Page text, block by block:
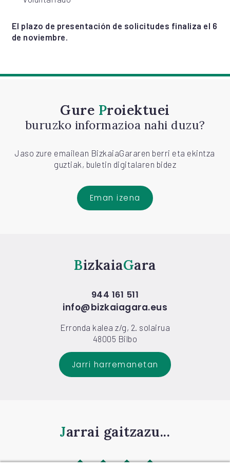
El plazo de presentación de solicitudes finaliza el 6
de noviembre.
Gure Proiektuei
buruzko informazioa nahi duzu?
Jaso zure emailean BizkaiaGararen berri eta ekintza
guztiak, buletin digitalaren bidez
Eman izena
Bizkaia Gara
944 161 511
info@bizkaiagara.eus
Erronda kalea z/g, 2. solairua
48005 Bilbo
Jarri harremanetan
Jarrai gaitzazu...